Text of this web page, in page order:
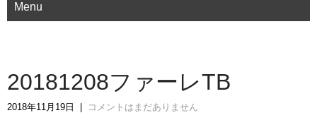
Menu
20181208ファーレTB
2018年11月19日 コメントはまだありません